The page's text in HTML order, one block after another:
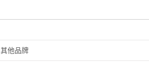
其他品牌